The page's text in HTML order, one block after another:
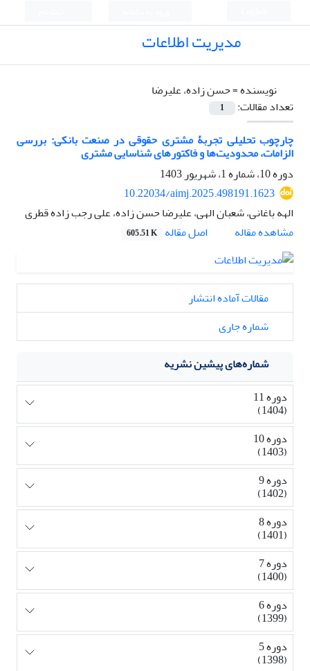
مدیریت اطلاعات
نویسنده =حسن زاده، علیرضا
تعداد مقالات:
1
چارچوب تحلیلی تجربۀ مشتری حقوقی در صنعت بانکی: بررسی
الزامات، محدودیت‌ها و فاکتورهای شناسایی مشتری
دوره 10، شماره 1، شهریور 1403
10.22034/aimj.2025.498191.1623
الهه باغانی، شعبان الهی، علیرضا حسن زاده، علی رجب زاده قطری
مشاهده مقاله
اصل مقاله 605.51 K
مقالات آماده انتشار
شماره جاری
شماره‌های پیشین نشریه
دوره 11
(1404)
دوره 10
(1403)
دوره 9
(1402)
دوره 8
(1401)
دوره 7
(1400)
دوره 6
(1399)
دوره 5
(1398)